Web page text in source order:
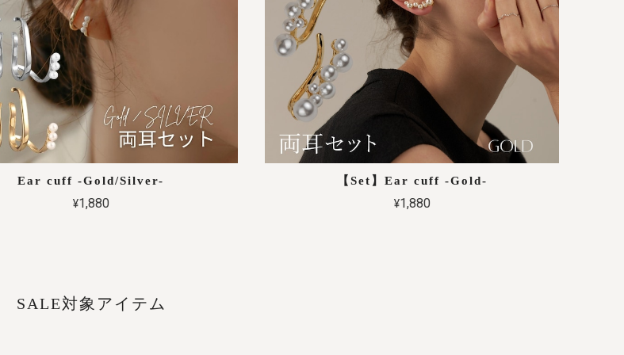
Ear cuff -Gold/Silver-
¥1,880
【Set】Ear cuff -Gold-
¥1,880
SALE対象アイテム